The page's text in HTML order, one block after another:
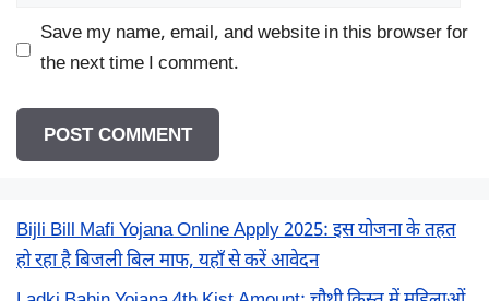
Save my name, email, and website in this browser for
the next time I comment.
Bijli Bill Mafi Yojana Online Apply 2025: इस योजना के तहत
हो रहा है बिजली बिल माफ, यहाँ से करें आवेदन